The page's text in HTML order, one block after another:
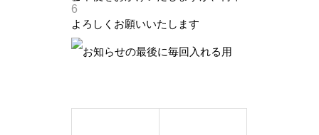
6
よろしくお願いいたします